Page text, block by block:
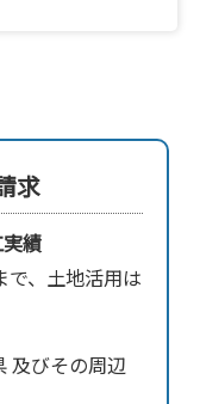
求
績
で、土地活用は
及びその周辺